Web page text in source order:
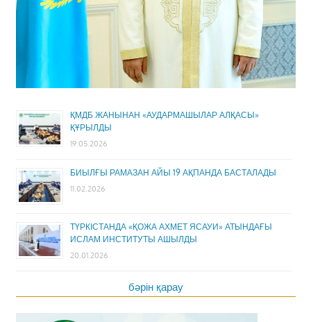
ҚМДБ ЖАНЫНАН «АУДАРМАШЫЛАР АЛҚАСЫ»
ҚҰРЫЛДЫ
19.05.2026
БИЫЛҒЫ РАМАЗАН АЙЫ 19 АҚПАНДА БАСТАЛАДЫ
11.02.2026
ТҮРКІСТАНДА «ҚОЖА АХМЕТ ЯСАУИ» АТЫНДАҒЫ
ИСЛАМ ИНСТИТУТЫ АШЫЛДЫ
20.01.2026
бәрін қарау